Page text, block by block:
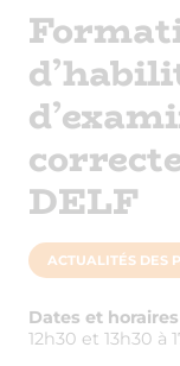
DELF
ACTUALITÉS DES
Dates et horaires
12h30 et 13h30 à